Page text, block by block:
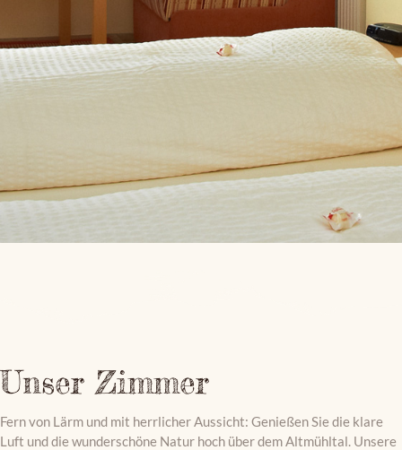
Unser Zimmer
Fern von Lärm und mit herrlicher Aussicht: Genießen Sie die klare
Luft und die wunderschöne Natur hoch über dem Altmühltal. Unsere